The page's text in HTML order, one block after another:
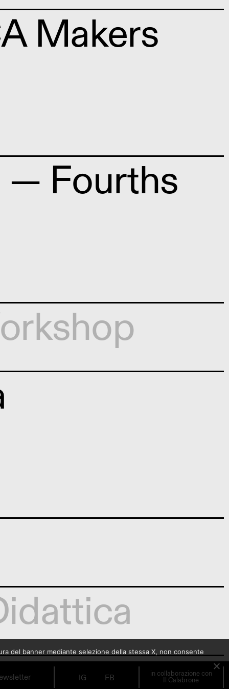
Makers
— Fourths
IG FB in collaborazione con
Il Calabrone
del banner mediante selezione della stessa X, non consente